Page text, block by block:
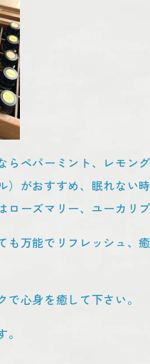
ペパーミント、レモン
）がおすすめ、眠れない
ーズマリー、ユーカリ
万能でリフレッシュ、
心身を癒して下さい。